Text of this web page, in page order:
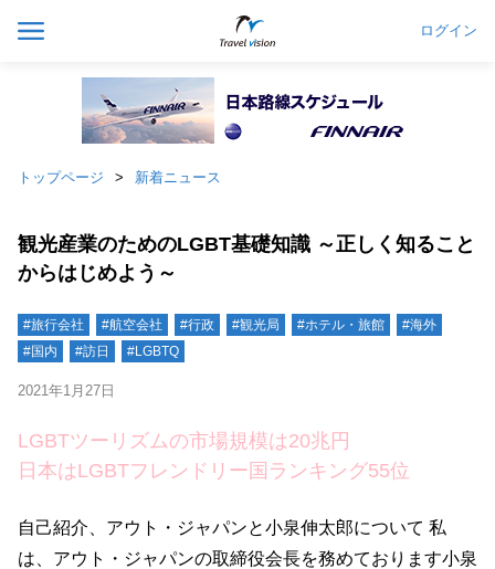
ログイン
トップページ 新着ニュース
観光産業のためのLGBT基礎知識 ～正しく知ること
からはじめよう～
#旅行会社 #航空会社 #行政 #観光局 #ホテル・旅館
#海外
#国内
#訪日 #LGBTQ
2021年1月27日
LGBTツーリズムの市場規模は20兆円
日本はLGBTフレンドリー国ランキング55位
自己紹介、アウト・ジャパンと小泉伸太郎について 私
は、アウト・ジャパンの取締役会長を務めております小泉